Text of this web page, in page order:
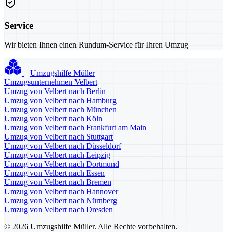
Service
Wir bieten Ihnen einen Rundum-Service für Ihren Umzug
Umzugshilfe Müller
Umzugsunternehmen Velbert
Umzug von Velbert nach Berlin
Umzug von Velbert nach Hamburg
Umzug von Velbert nach München
Umzug von Velbert nach Köln
Umzug von Velbert nach Frankfurt am Main
Umzug von Velbert nach Stuttgart
Umzug von Velbert nach Düsseldorf
Umzug von Velbert nach Leipzig
Umzug von Velbert nach Dortmund
Umzug von Velbert nach Essen
Umzug von Velbert nach Bremen
Umzug von Velbert nach Hannover
Umzug von Velbert nach Nürnberg
Umzug von Velbert nach Dresden
© 2026 Umzugshilfe Müller. Alle Rechte vorbehalten.